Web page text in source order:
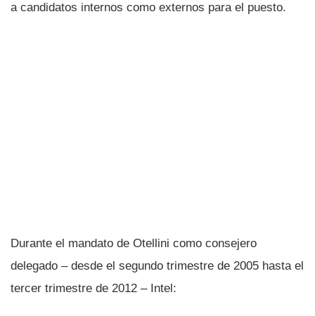
a candidatos internos como externos para el puesto.
Durante el mandato de Otellini como consejero
delegado – desde el segundo trimestre de 2005 hasta el
tercer trimestre de 2012 – Intel: